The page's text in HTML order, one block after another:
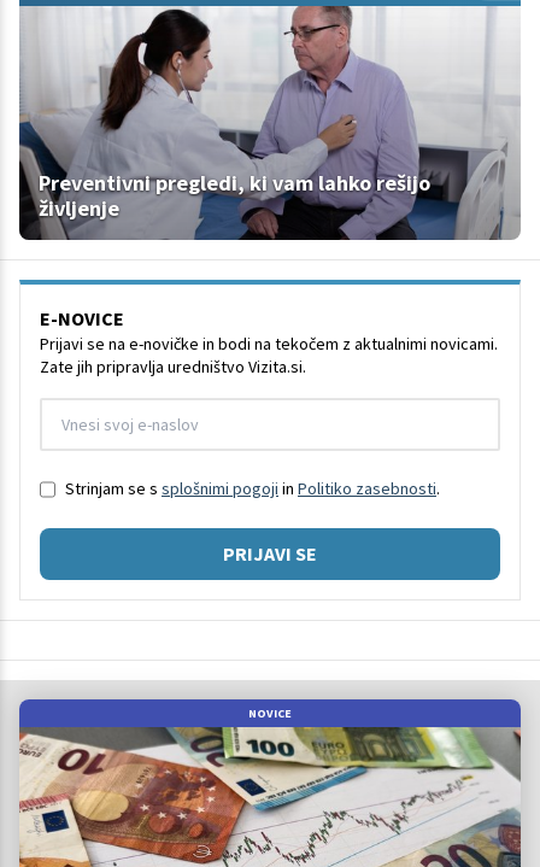
Preventivni pregledi, ki vam lahko rešijo
življenje
E-NOVICE
Prijavi se na e-novičke in bodi na tekočem z aktualnimi novicami.
Zate jih pripravlja uredništvo Vizita.si.
Strinjam se s splošnimi pogoji in Politiko zasebnosti.
PRIJAVI SE
NOVICE